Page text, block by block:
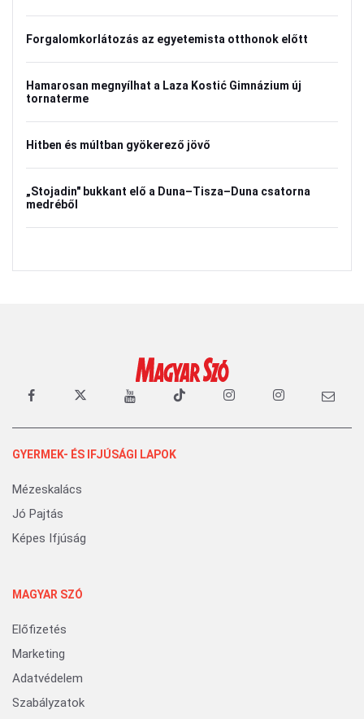
Forgalomkorlátozás az egyetemista otthonok előtt
Hamarosan megnyílhat a Laza Kostić Gimnázium új
tornaterme
Hitben és múltban gyökerező jövő
„Stojadin" bukkant elő a Duna–Tisza–Duna csatorna
medréből
GYERMEK- ÉS IFJÚSÁGI LAPOK
Mézeskalács
Jó Pajtás
Képes Ifjúság
MAGYAR SZÓ
Előfizetés
Marketing
Adatvédelem
Szabályzatok